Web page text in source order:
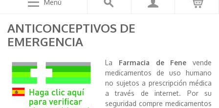
Menú
ANTICONCEPTIVOS DE
EMERGENCIA
La Farmacia de Fene vende
medicamentos de uso humano
no sujetos a prescripción médica
a través de internet. Por su
seguridad compre medicamentos